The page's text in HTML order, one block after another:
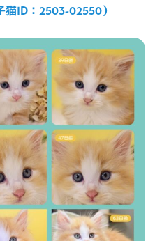
猫ID：2503-02550）